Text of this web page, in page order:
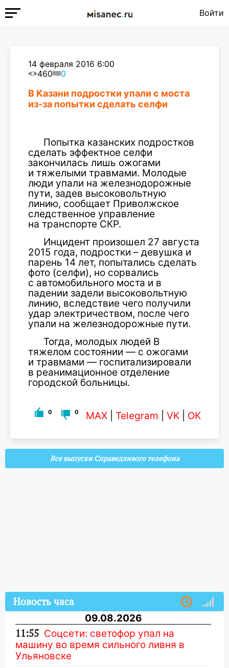
Войти
14 февраля 2016 6:00
460
0
В Казани подростки упали с моста
из-за попытки сделать селфи
Попытка казанских подростков
сделать эффектное селфи
закончилась лишь ожогами
и тяжелыми травмами. Молодые
люди упали на железнодорожные
пути, задев высоковольтную
линию, сообщает Приволжское
следственное управление
на транспорте СКР.
Инцидент произошел 27 августа
2015 года, подростки – девушка и
парень 14 лет, попытались сделать
фото (селфи), но сорвались
с автомобильного моста и в
падении задели высоковольтную
линию, вследствие чего получили
удар электричеством, после чего
упали на железнодорожные пути.
Тогда, молодых людей В
тяжелом состоянии — с ожогами
и травмами — госпитализировали
в реанимационное отделение
городской больницы.
0 0 MAX Telegram VK OK
Все выпуски Справедливого телефона
Новость часа
09.08.2026
11:55 Соцсети: светофор упал на
машину во время сильного ливня в
Ульяновске